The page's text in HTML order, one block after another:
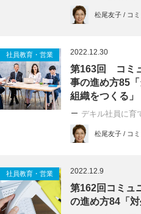
松尾友子 / コ
社員教育・営業 2022.12.30
第163回 コミ
事の進め方85
組織をつくる」
デキル社員に育
松尾友子 / コ
社員教育・営業 2022.12.9
第162回コミュ
の進め方84「対